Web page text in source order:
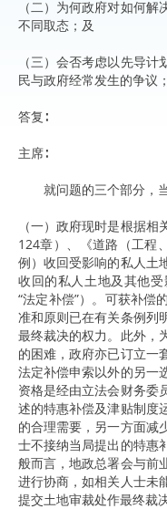
（二）为何政府对如何
不同取态；及
（三）会否考虑以先导
民与政府经常发生的争议
答复∶
主席∶
就问题的三个部分，
（一）政府现时是根据
124章）、《道路（工程
例）收回受影响的私人土
收回的私人土地及其他
“法定补偿”）。可获补偿
准和原则已在有关条例列
最终裁决的权力。此外，
的困难，政府亦已订立一
法定补偿申索以外的另一
资格是经由立法会财务委
述的特惠补偿及津贴制度
的合理需要，另一方面减
士不接纳当局提出的特惠
般而言，地政总署会与前
进行协商，如相关人士未
提交土地审裁处作最终裁决